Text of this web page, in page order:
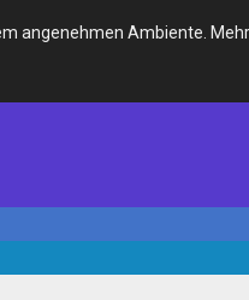
angenehmen Ambiente.